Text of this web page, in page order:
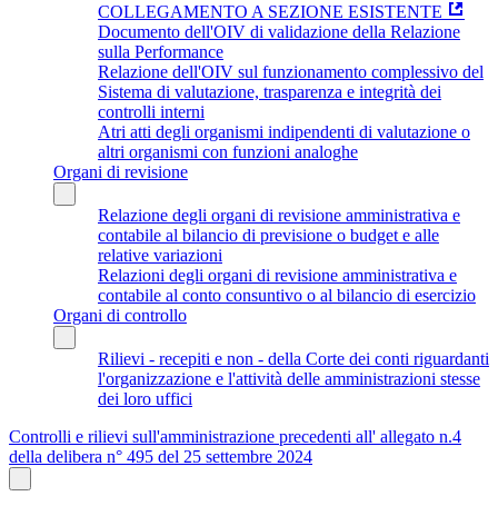
COLLEGAMENTO A SEZIONE ESISTENTE
Documento dell'OIV di validazione della Relazione
sulla Performance
Relazione dell'OIV sul funzionamento complessivo del
Sistema di valutazione, trasparenza e integrità dei
controlli interni
Atri atti degli organismi indipendenti di valutazione o
altri organismi con funzioni analoghe
Organi di revisione
Relazione degli organi di revisione amministrativa e
contabile al bilancio di previsione o budget e alle
relative variazioni
Relazioni degli organi di revisione amministrativa e
contabile al conto consuntivo o al bilancio di esercizio
Organi di controllo
Rilievi - recepiti e non - della Corte dei conti riguardanti
l'organizzazione e l'attività delle amministrazioni stesse
dei loro uffici
Controlli e rilievi sull'amministrazione precedenti all' allegato n.4
della delibera n° 495 del 25 settembre 2024